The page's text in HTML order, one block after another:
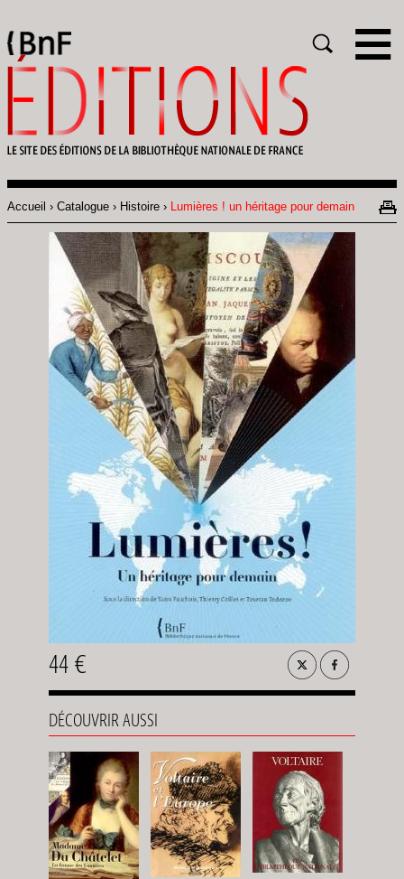
Fil
d'Ariane
Accueil Catalogue Histoire Lumières ! un héritage pour demain
44 €
DÉCOUVRIR AUSSI